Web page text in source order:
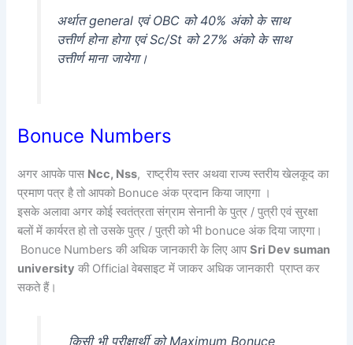
अर्थात general एवं OBC को 40% अंको के साथ
उत्तीर्ण होना होगा एवं Sc/St को 27% अंको के साथ
उत्तीर्ण माना जायेगा।
Bonuce Numbers
अगर आपके पास Ncc, Nss, राष्ट्रीय स्तर अथवा राज्य स्तरीय खेलकूद का
प्रमाण पत्र है तो आपको Bonuce अंक प्रदान किया जाएगा ।
इसके अलावा अगर कोई स्वतंत्रता संग्राम सेनानी के पुत्र / पुत्री एवं सुरक्षा
बलों में कार्यरत हो तो उसके पुत्र / पुत्री को भी bonuce अंक दिया जाएगा।
Bonuce Numbers की अधिक जानकारी के लिए आपSri Dev suman
university की Official वेबसाइट में जाकर अधिक जानकारी प्राप्त कर
सकते हैं।
किसी भी परीक्षार्थी को Maximum Bonuce